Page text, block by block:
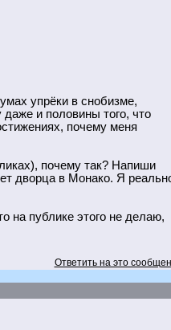
упрёки в снобизме,
и половины того, что
почему меня
почему так? Напиши
дворца в Монако. Я
на публике этого не делаю,
Ответить на это